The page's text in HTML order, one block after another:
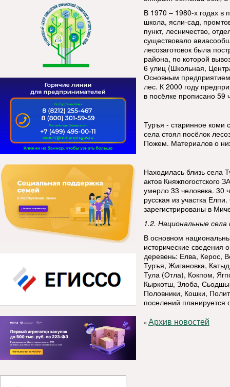
В 1970 – 1980-х годах в
школа, ясли-сад,
пункт, лесничество,
существовало
лесозаготовок была
района, по которой
6 улиц (Школьная,
Основным
лес. К 2000 году
в посёлке прописано 59
Туръя - старинное коми
села стоял посёлок
Пожем. Материалов о
Находилась близь села
актов Княжпогостского
умерло 33 человека. 30
русская из участка
зарегистрированы в
1.2. Национальные
В основном
исторические сведения
деревень: Елва, Керос,
Туръя, Жигановка,
Тула (Отла), Кокпом,
Кыркотш, Злоба,
Половники, Кошки,
поселений планируется
«Архив новостей